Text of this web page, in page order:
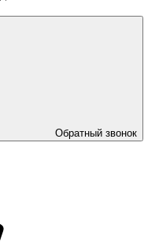
Обратный звонок